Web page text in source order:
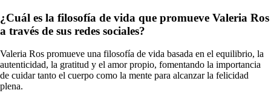
¿Cuál es la filosofía de vida que promueve Valeria Ros
a través de sus redes sociales?
Valeria Ros promueve una filosofía de vida basada en el equilibrio, la
autenticidad, la gratitud y el amor propio, fomentando la importancia
de cuidar tanto el cuerpo como la mente para alcanzar la felicidad
plena.